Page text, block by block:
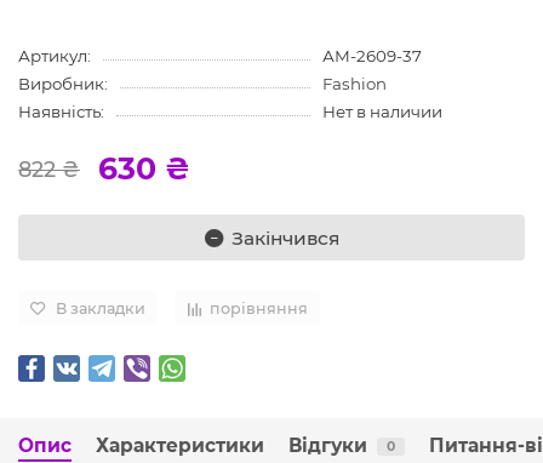
Артикул:
АМ-2609-37
Виробник:
Fashion
Наявність:
Нет в наличии
822 ₴ 630 ₴
Закінчився
В закладки порівняння
Опис Характеристики Відгуки 0 Питання-